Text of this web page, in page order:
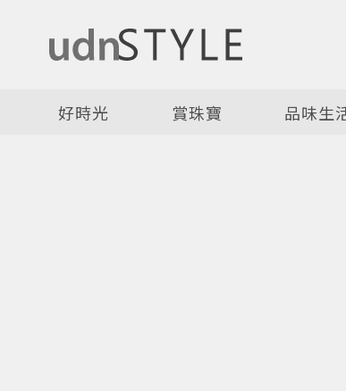
好時光 賞珠寶 品味生